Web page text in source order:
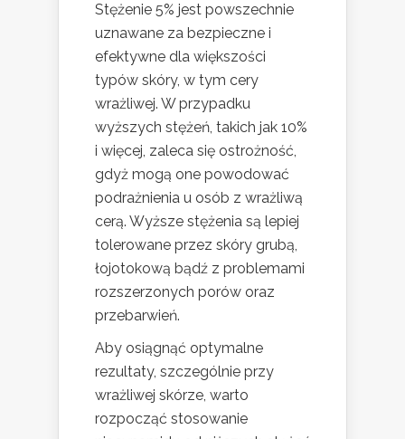
Stężenie 5% jest powszechnie
uznawane za bezpieczne i
efektywne dla większości
typów skóry, w tym cery
wrażliwej. W przypadku
wyższych stężeń, takich jak 10%
i więcej, zaleca się ostrożność,
gdyż mogą one powodować
podrażnienia u osób z wrażliwą
cerą. Wyższe stężenia są lepiej
tolerowane przez skóry grubą,
łojotokową bądź z problemami
rozszerzonych porów oraz
przebarwień.
Aby osiągnąć optymalne
rezultaty, szczególnie przy
wrażliwej skórze, warto
rozpocząć stosowanie